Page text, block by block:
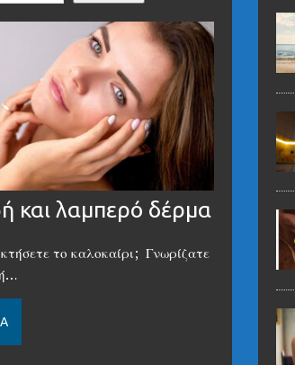
και λαμπερό δέρμα
το καλοκαίρι; Γνωρίζατε